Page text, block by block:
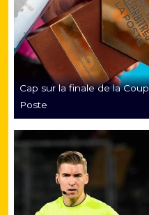
Cap sur la finale de la
Poste